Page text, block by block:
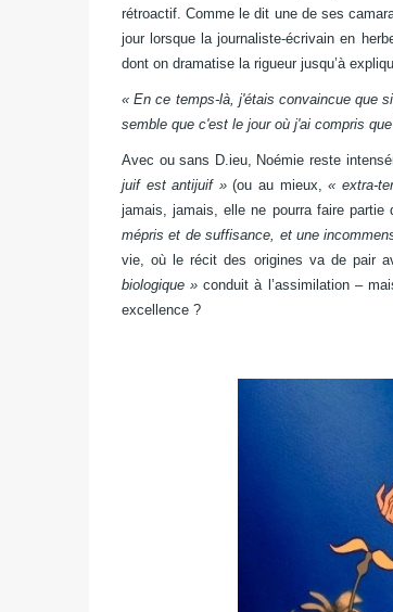
rétroactif. Comme le dit une de ses
jour lorsque la journaliste-écrivain en
dont on dramatise la rigueur jusqu’à
« En ce temps-là, j'étais convaincue que
semble que c'est le jour où j'ai compris
Avec ou sans D.ieu, Noémie reste
juif est antijuif »(ou au mieux,« extra-
jamais, jamais, elle ne pourra faire partie
mépris et de suffisance, et une
vie, où le récit des origines va de pair
biologique » conduit à l’assimilation –
excellence ?